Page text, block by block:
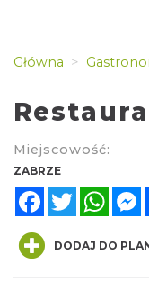
Główna
Miejscowość:
ZABRZE
FacebookTwitter
DODAJ DO